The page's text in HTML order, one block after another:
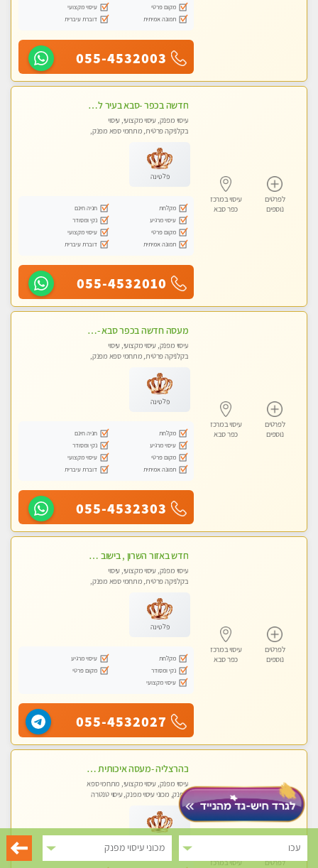
עכו מכוני עיסוי מפנק
מקום פרטי
עיסוי מקצועי
תמונה אמיתית
דוברת עיברית
055-4532003
לפרטים
נוספים
עיסוי במרכז
כפר סבא
חדשה בכפר -סבא בעיר לעיסוי מפנק מקצועי ואיכותי מאוד
עיסוי מפנק, עיסוי מקצועי, עיסוי
בקלניקה פרטית, מתחמי ספא מפנק,
פלטינה
מקלחת
חניה חינם
עיסוי מרגיע
נקי ומסודר
מקום פרטי
עיסוי מקצועי
תמונה אמיתית
דוברת עיברית
055-4532010
לפרטים
נוספים
עיסוי במרכז
כפר סבא
מעסה חדשה בכפר סבא -מומלץ לחלוטין!!!! מעסה מקצועית צעירה ואיכותית פרטי!!!
עיסוי מפנק, עיסוי מקצועי, עיסוי
בקלניקה פרטית, מתחמי ספא מפנק,
פלטינה
מקלחת
חניה חינם
עיסוי מרגיע
נקי ומסודר
מקום פרטי
עיסוי מקצועי
תמונה אמיתית
דוברת עיברית
055-4532303
לפרטים
נוספים
עיסוי במרכז
כפר סבא
חדש באזור השרון , בישוב ניצני עוז ! נבחרת מטפלות ומטפלים -טלגרם @e_itan
עיסוי מפנק, עיסוי מקצועי, עיסוי
בקלניקה פרטית, מתחמי ספא מפנק,
פלטינה
מקלחת
עיסוי מרגיע
נקי ומסודר
מקום פרטי
עיסוי מקצועי
055-4532027
לפרטים עיסוי במרכז
בהרצליה -מעסה איכותית מקצועית ומפנקת
עיסוי מפנק, עיסוי מקצועי, מתחמי ספא
מפנק, מכוני עיסוי מפנק, עיסוי טנטרה